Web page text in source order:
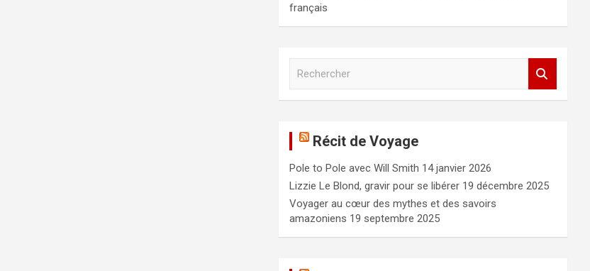
français
c
h
e
r
Récit de Voyage
Pole to Pole avec Will Smith 14 janvier 2026
Lizzie Le Blond, gravir pour se libérer 19 décembre 2025
Voyager au cœur des mythes et des savoirs
amazoniens 19 septembre 2025